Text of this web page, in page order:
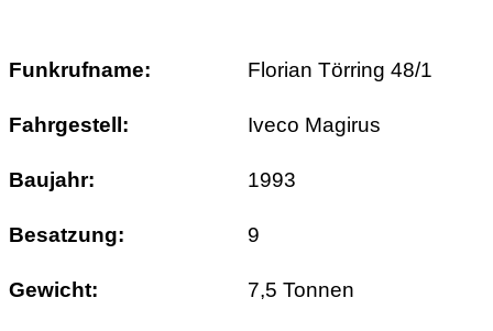
Funkrufname: Florian Törring 48/1
Fahrgestell: Iveco Magirus
Baujahr: 1993
Besatzung: 9
Gewicht: 7,5 Tonnen